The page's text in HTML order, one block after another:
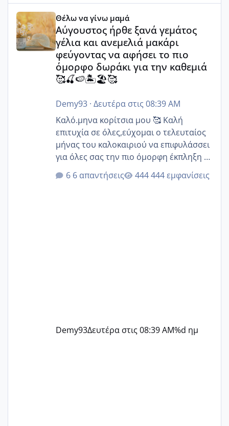
Αύγουστος ήρθε ξανά γεμάτος γέλια και ανεμελιά
Θέλω να γίνω μαμά
Αύγουστος ήρθε ξανά γεμάτος
γέλια και ανεμελιά μακάρι
φεύγοντας να αφήσει το πιο
όμορφο δωράκι για την καθεμιά
🥰🍒🍉🏝️🏖️🥰
Demy93· Δευτέρα στις 08:39 AM
Καλό.μηνα κορίτσια μου 🥰 Καλή
επιτυχία σε όλες,εύχομαι ο τελευταίος
μήνας του καλοκαιριού να επιφυλάσσει
για όλες σας την πιο όμορφη έκπληξη 🧿
@Elk @Melikara86 @Παρασκευαιδου
@Zenia z @melitiniღ @Christi.D.
6 απαντήσεις 444 εμφανίσεις
Demy93Δευτέρα στις 08:39 AM%d ημ